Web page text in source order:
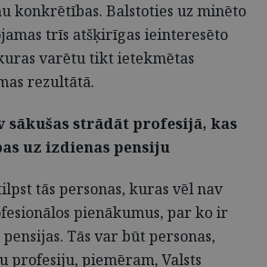
konkrētības. Balstoties uz minēto
trīs atšķirīgas ieinteresēto
varētu tikt ietekmētas
rezultātā.
sākušas strādāt profesijā, kas
uz izdienas pensiju
tās personas, kuras vēl nav
pienākumus, par ko ir
Tās var būt personas,
profesiju, piemēram, Valsts